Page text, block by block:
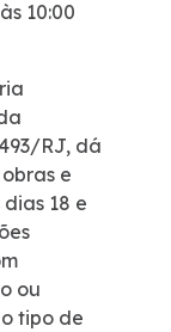
10:00
RJ, dá
e
18 e
ou
tipo de